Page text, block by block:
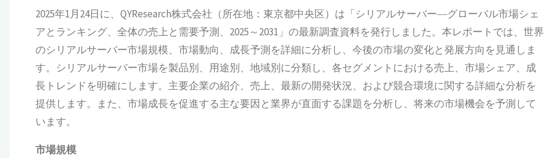
2025年1月24日に、QYResearch株式会社（所在地：東京都中央区）は「シリアルサーバー―グローバル市場シェ
アとランキング、全体の売上と需要予測、2025～2031」の最新調査資料を発行しました。本レポートでは、世界
のシリアルサーバー市場規模、市場動向、成長予測を詳細に分析し、今後の市場の変化と発展方向を見通しま
す。シリアルサーバー市場を製品別、用途別、地域別に分類し、各セグメントにおける売上、市場シェア、成
長トレンドを明確にします。主要企業の紹介、売上、最新の開発状況、および競合環境に関する詳細な分析を
提供します。また、市場成長を促進する主な要因と業界が直面する課題を分析し、将来の市場機会を予測して
います。
市場規模